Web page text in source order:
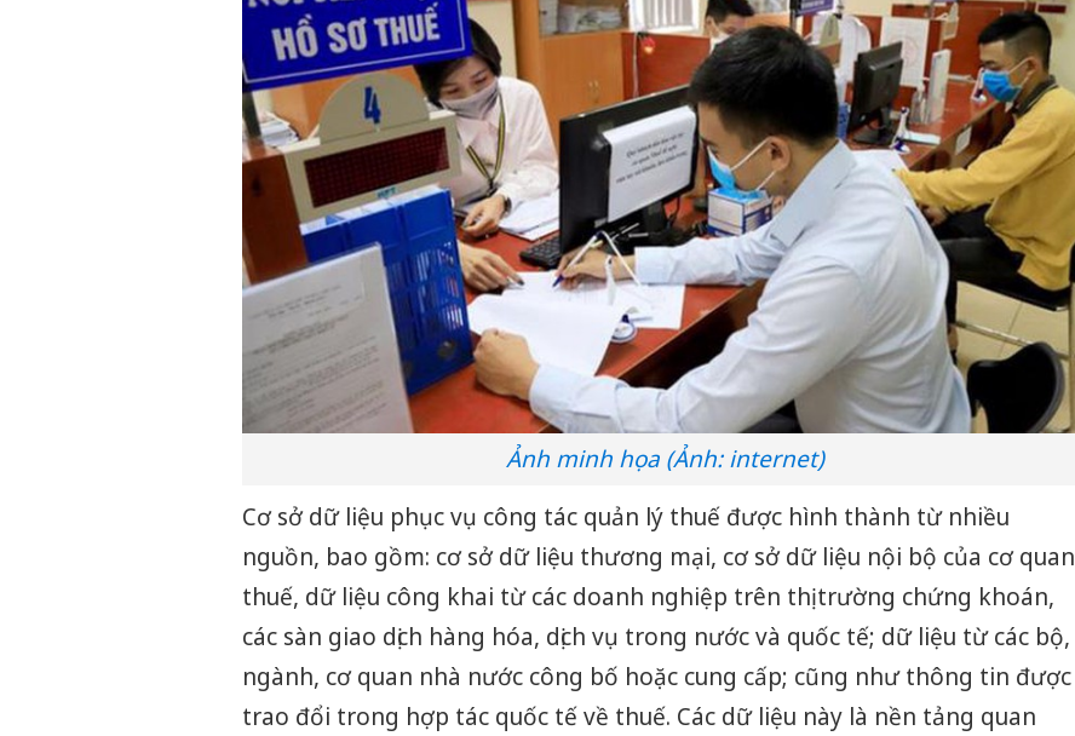
Ảnh minh họa (Ảnh: internet)
Cơ sở dữ liệu phục vụ công tác quản lý thuế được hình thành từ nhiều
nguồn, bao gồm: cơ sở dữ liệu thương mại, cơ sở dữ liệu nội bộ của cơ quan
thuế, dữ liệu công khai từ các doanh nghiệp trên thị trường chứng khoán,
các sàn giao dịch hàng hóa, dịch vụ trong nước và quốc tế; dữ liệu từ các bộ,
ngành, cơ quan nhà nước công bố hoặc cung cấp; cũng như thông tin được
trao đổi trong hợp tác quốc tế về thuế. Các dữ liệu này là nền tảng quan